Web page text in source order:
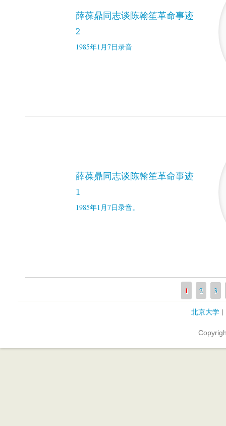
薛葆鼎同志谈陈翰笙革命事迹
2
1985年1月7日录音
薛葆鼎同志谈陈翰笙革命事迹
1
1985年1月7日录音。
1 2 3
北京大学